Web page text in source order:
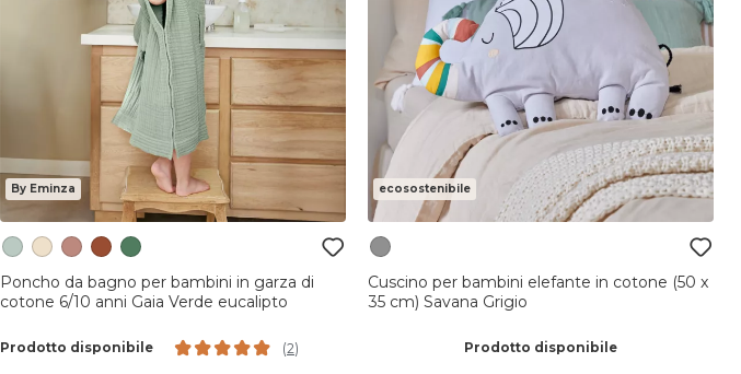
By Eminza
Poncho da bagno per bambini in garza di
cotone 6/10 anni Gaia Verde eucalipto
Prodotto disponibile (2)
ecosostenibile
Cuscino per bambini elefante in cotone (50 x
35 cm) Savana Grigio
Prodotto disponibile